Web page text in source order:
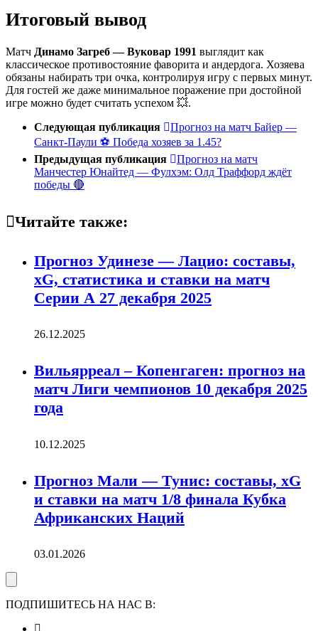
Итоговый вывод
Матч Динамо Загреб — Вуковар 1991 выглядит как
классическое противостояние фаворита и андердога. Хозяева
обязаны набирать три очка, контролируя игру с первых минут.
Для гостей же даже минимальное поражение при достойной
игре можно будет считать успехом 💥.
Следующая публикация
Прогноз на матч Байер —
Санкт-Паули ⚽ Победа хозяев за 1.45?
Предыдущая публикация
Прогноз на матч
Манчестер Юнайтед — Фулхэм: Олд Траффорд ждёт
победы 🔴
Читайте также:
Прогноз Удинезе — Лацио: составы,
xG, статистика и ставки на матч
Серии А 27 декабря 2025
26.12.2025
Вильярреал – Копенгаген: прогноз на
матч Лиги чемпионов 10 декабря 2025
года
10.12.2025
Прогноз Мали — Тунис: составы, xG
и ставки на матч 1/8 финала Кубка
Африканских Наций
03.01.2026
ПОДПИШИТЕСЬ НА НАС В: